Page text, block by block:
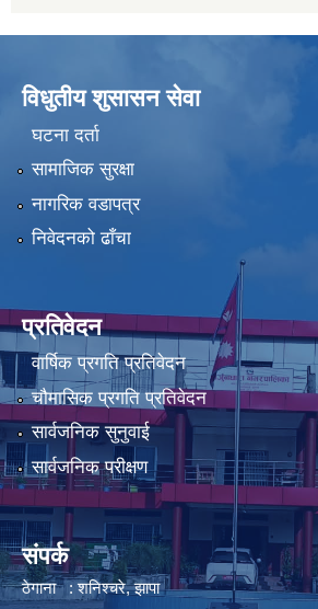
विधुतीय शुसासन सेवा
घटना दर्ता
सामाजिक सुरक्षा
नागरिक वडापत्र
निवेदनको ढाँचा
प्रतिवेदन
वार्षिक प्रगति प्रतिवेदन
चौमासिक प्रगति प्रतिवेदन
सार्वजनिक सुनुवाई
सार्वजनिक परीक्षण
संपर्क
ठेगाना : शनिश्चरे, झापा